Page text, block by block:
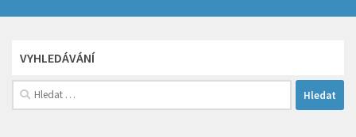
VYHLEDÁVÁNÍ
Vyhledávání